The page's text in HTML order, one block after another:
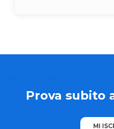
Prova subito
MI